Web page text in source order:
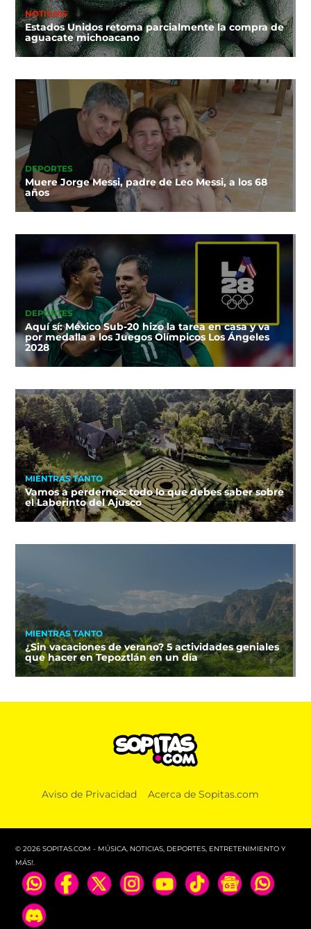
NOTICIAS
Estados Unidos retoma parcialmente la compra de
aguacate michoacano
DEPORTES
Muere Jorge Messi, padre de Leo Messi, a los 68
años
DEPORTES
Aquí sí: México Sub-20 hizo la tarea en casa y va
por medalla a los Juegos Olímpicos Los Ángeles
2028
MIENTRAS TANTO
Vamos a perdernos: todo lo que debes saber sobre
el Laberinto del Ajusco
MIENTRAS TANTO
¿Sin vacaciones de verano? 5 actividades geniales
que hacer en Tepoztlán en un día
Aviso de Privacidad Acerca de Sopitas.com
© 2026 SOPITAS.COM - MÚSICA, NOTICIAS, DEPORTES, ENTRETENIMIENTO Y
MÁS!.